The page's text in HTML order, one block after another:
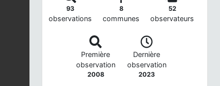
93
observations
8
communes
52
observateurs
Première
observation
2008
Dernière
observation
2023